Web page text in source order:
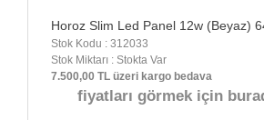
Horoz Slim Led Panel 12w (Beyaz)
Stok Kodu : 312033
Stok Miktarı : Stokta Var
7.500,00 TL üzeri kargo bedava
fiyatları görmek için